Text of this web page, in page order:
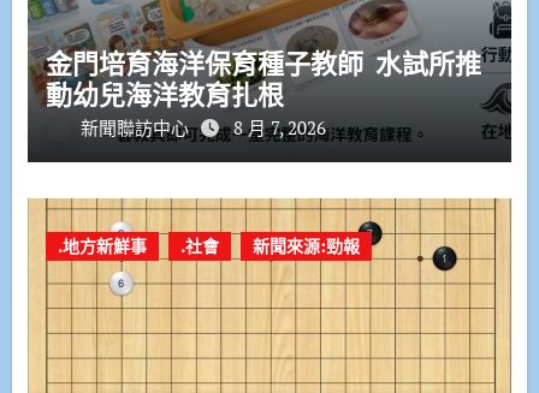
金門培育海洋保育種子教師 水試所推
動幼兒海洋教育扎根
新聞聯訪中心 8 月 7, 2026
.地方新鮮事 .社會 新聞來源:勁報